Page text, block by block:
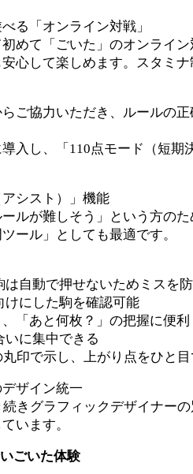
る「オンライン対戦」
めて「ごいた」のオンライ
心して楽しめます。スタミ
ご協力いただき、ルールの
入し、「110点モード（短
シスト）」機能
ルが難しそう」という方の
ール」としても最適です。
自動で押せないためミスを
けにした駒を確認可能
「あと何枚？」の把握に便利
に集中できる
印で示し、上がり点をひと
ザイン統一
きグラフィックデザイナー
います。
ごいた体験